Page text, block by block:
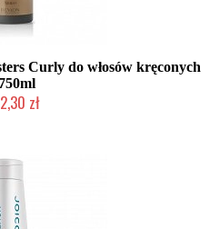
Curly do włosów kręconych
750ml
zł